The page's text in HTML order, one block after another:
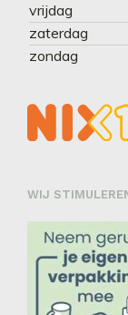
vrijdag
zaterdag
zondag
WIJ